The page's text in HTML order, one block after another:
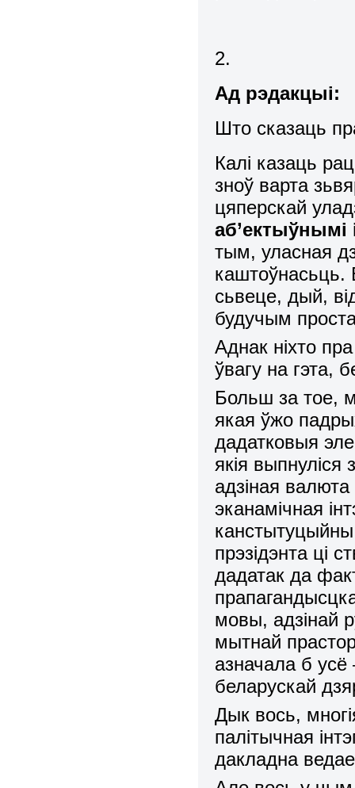
2.
Ад рэдакцыі:
Што сказаць
Калі казаць
зноў варта
цяперскай
аб’ектыўнымі
тым, уласная
каштоўнасьць.
сьвеце, дый,
будучым
Аднак ніхто
ўвагу на гэта,
Больш за тое,
якая ўжо
дадатковыя
якія
адзіная
эканамічная
канстытуцыйны
прэзідэнта ці
дадатак да
мовы, адзінай
мытнай
азначала б
беларускай
Дык вось,
палітычная
дакладна